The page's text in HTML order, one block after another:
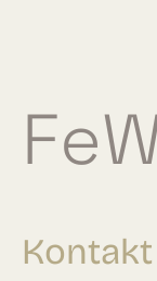
Kontakt